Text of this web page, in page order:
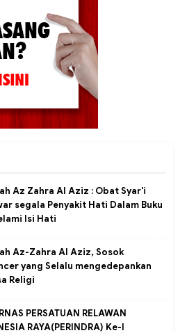
Az Zahra Al Aziz : Obat Syar'i
segala Penyakit Hati Dalam Buku
Isi Hati
Az-Zahra Al Aziz, Sosok
yang Selalu mengedepankan
Religi
PERSATUAN RELAWAN
RAYA(PERINDRA) Ke-I